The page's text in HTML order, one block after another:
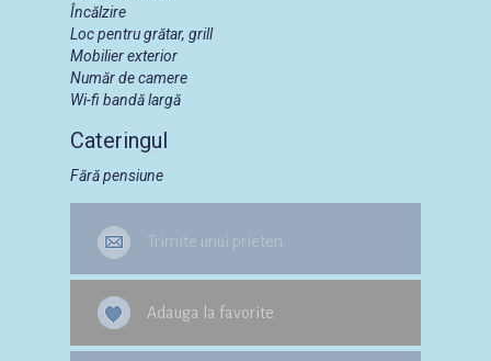
Încălzire
Loc pentru grătar, grill
Mobilier exterior
Număr de camere
Wi-fi bandă largă
Cateringul
Fără pensiune
Trimite unui prieten
Adauga la favorite